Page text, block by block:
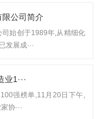
公司简介
始创于1989年,从精细化
发展成···
1···
强榜单,11月20日下午,
协···